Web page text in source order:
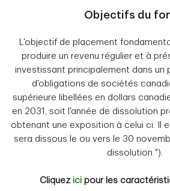
Objectifs du
L'objectif de placement
produire un revenu régulier et à
investissant principalement dans un
d'obligations de sociétés
supérieure libellées en dollars
en 2031, soit l'année de dissolution
obtenant une exposition à celui ci. Il
sera dissous le ou vers le 30
dissolution ").
Cliquez icipour les